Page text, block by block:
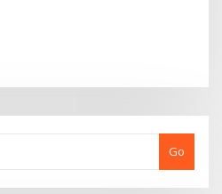
Go